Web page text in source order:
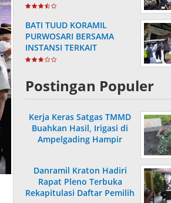
BATI TUUD KORAMIL
PURWOSARI BERSAMA
INSTANSI TERKAIT
LAKSANAKAN
SEMBAKO
Postingan Populer
Kerja Keras Satgas TMMD
Buahkan Hasil, Irigasi di
Ampelgading Hampir
Danramil Kraton Hadiri
Rapat Pleno Terbuka
Rekapitulasi Daftar Pemilih